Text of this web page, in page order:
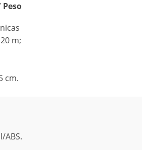
m;
cm.
ABS.